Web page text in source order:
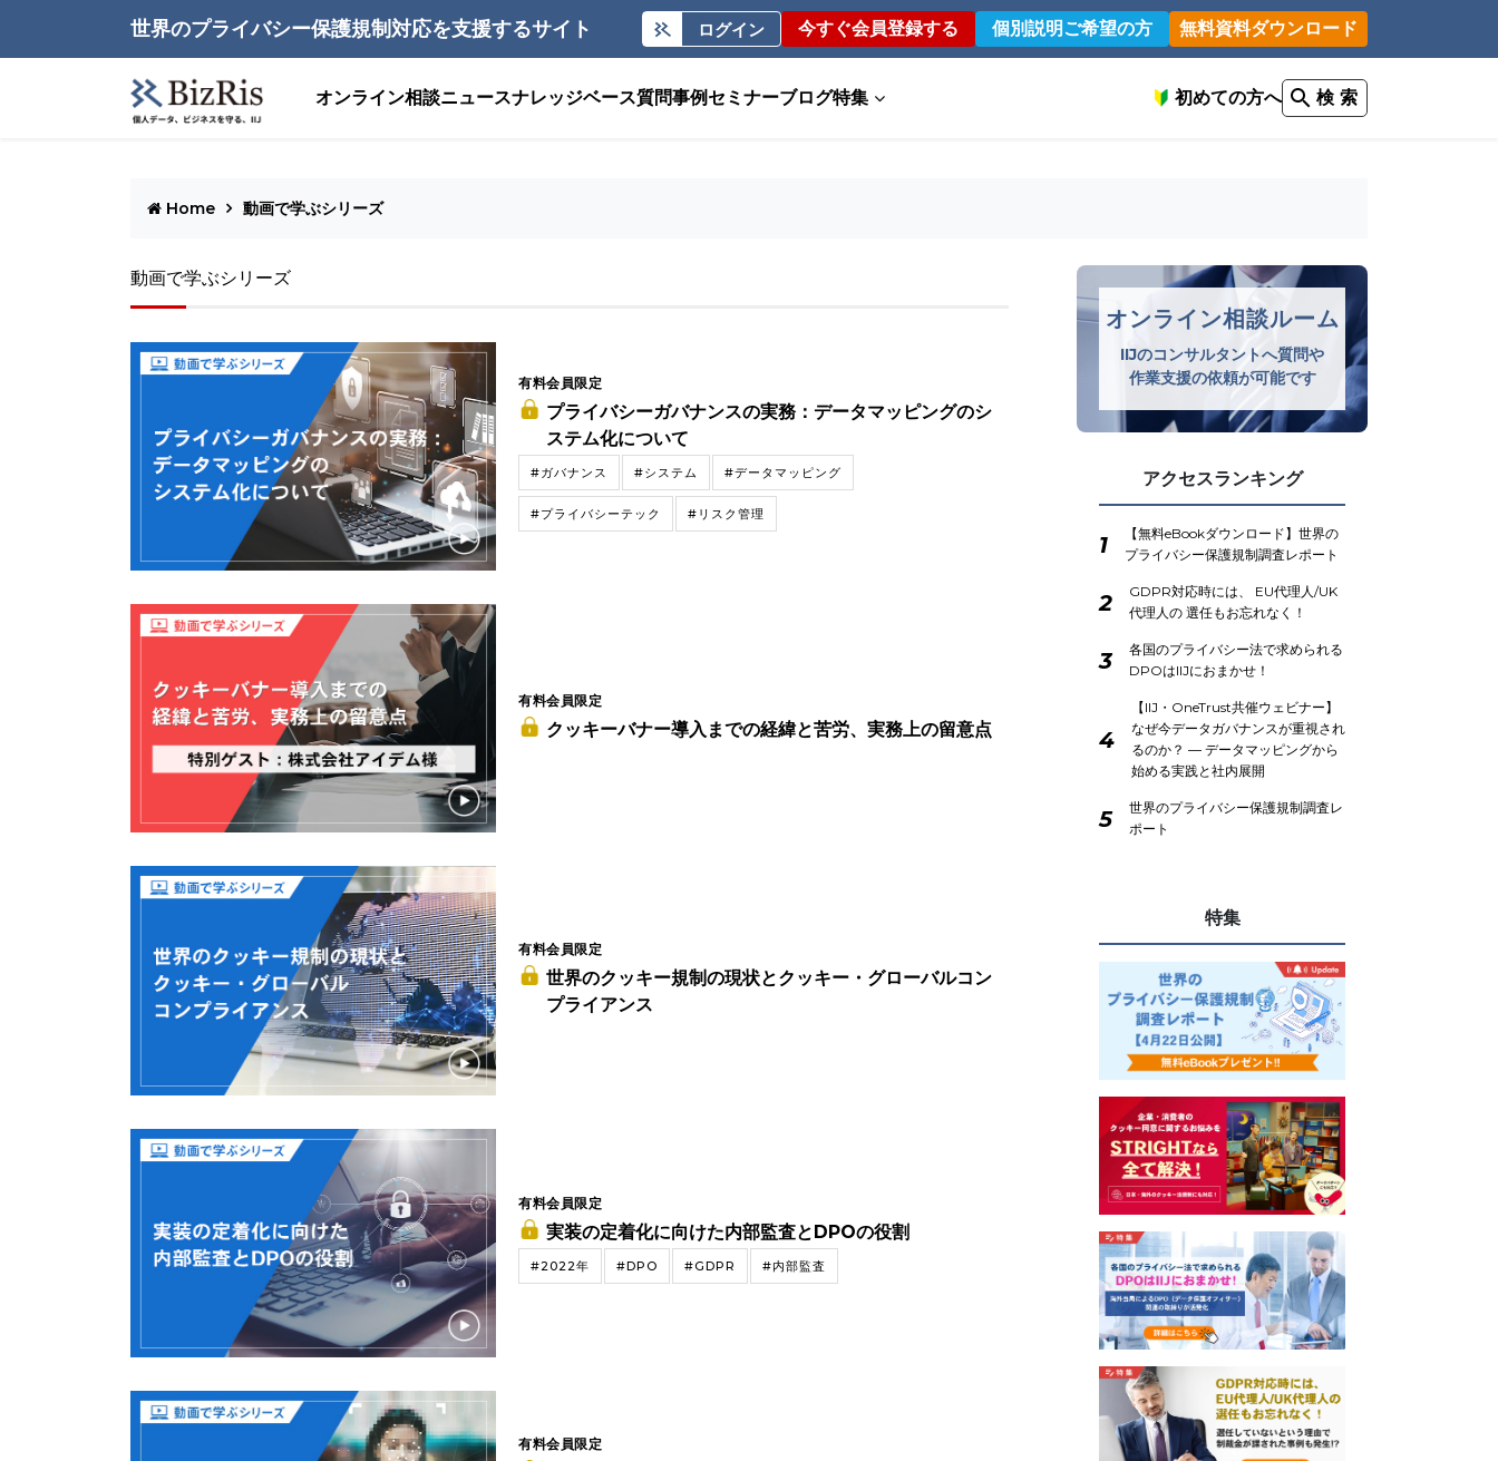
世界のプライバシー保護規制対応を支援するサイト ログイン 今すぐ会員登録する 個別説明ご希望の方 無料資料ダウンロード
オンライン相談ニュースナレッジベース質問事例 セミナーブログ特集 初めての方へ 検 索
Home 動画で学ぶシリーズ
動画で学ぶシリーズ
有料会員限定
プライバシーガバナンスの実務：データマッピングのシ
ステム化について
#ガバナンス #システム #データマッピング
#プライバシーテック #リスク管理
有料会員限定
クッキーバナー導入までの経緯と苦労、実務上の留意点
有料会員限定
世界のクッキー規制の現状とクッキー・グローバルコン
プライアンス
有料会員限定
実装の定着化に向けた内部監査とDPOの役割
#2022年 #DPO #GDPR #内部監査
有料会員限定
オンライン相談ルーム
IIJのコンサルタントへ質問や
作業支援の依頼が可能です
アクセスランキング
1
【無料eBookダウンロード】世界の
プライバシー保護規制調査レポート
2
GDPR対応時には、 EU代理人/UK
代理人の 選任もお忘れなく！
3
各国のプライバシー法で求められる
DPOはIIJにおまかせ！
4
【IIJ・OneTrust共催ウェビナー】
なぜ今データガバナンスが重視され
るのか？ ― データマッピングから
始める実践と社内展開
5
世界のプライバシー保護規制調査レ
ポート
特集